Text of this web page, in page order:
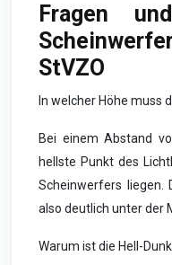
Fragen
StVZO
In welcher Höhe muss
Bei einem Abstand
hellste Punkt des
Scheinwerfers liegen.
also deutlich unter der
Warum ist die Hell-